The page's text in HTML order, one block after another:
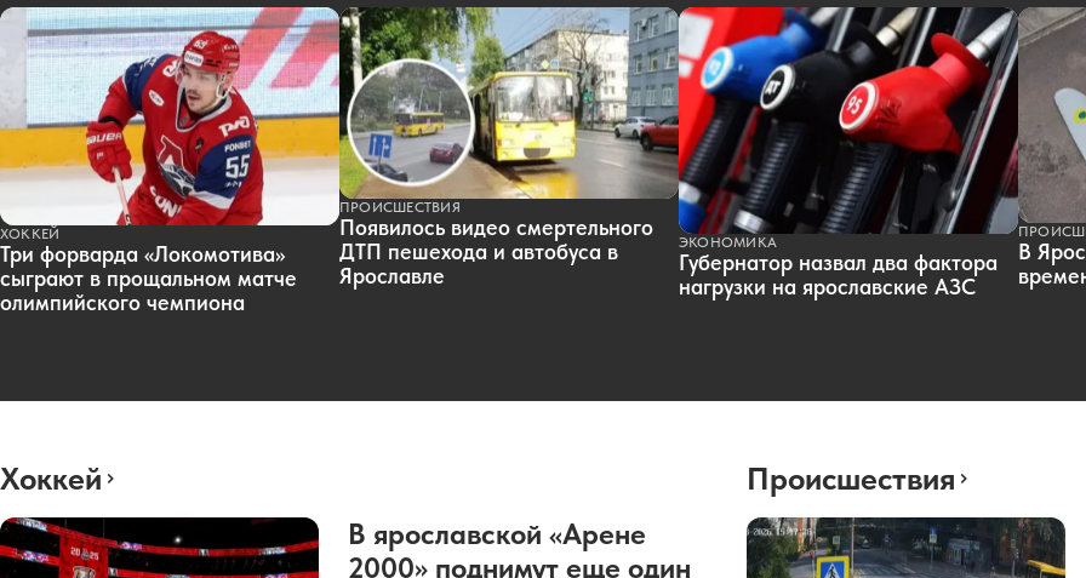
ХОККЕЙ
Три форварда «Локомотива»
сыграют в прощальном матче
олимпийского чемпиона
ПРОИСШЕСТВИЯ
Появилось видео смертельного
ДТП пешехода и автобуса в
Ярославле
ЭКОНОМИКА
Губернатор назвал два фактора
нагрузки на ярославские АЗС
В
Хоккей
В ярославской «Арене
2000» поднимут еще один
Происшествия